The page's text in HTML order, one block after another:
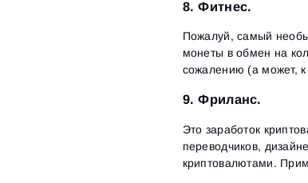
8. Фитнес.
Пожалуй, самый
монеты в обмен на
сожалению (а может, к
9. Фриланс.
Это заработок
переводчиков,
криптовалютами.